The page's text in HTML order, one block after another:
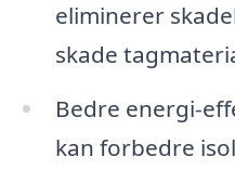
eliminerer
skade
Bedre energi-
kan forbedre